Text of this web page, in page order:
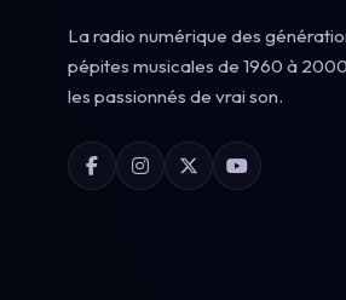
La radio numérique des
pépites musicales de 1960 à
les passionnés de vrai son.